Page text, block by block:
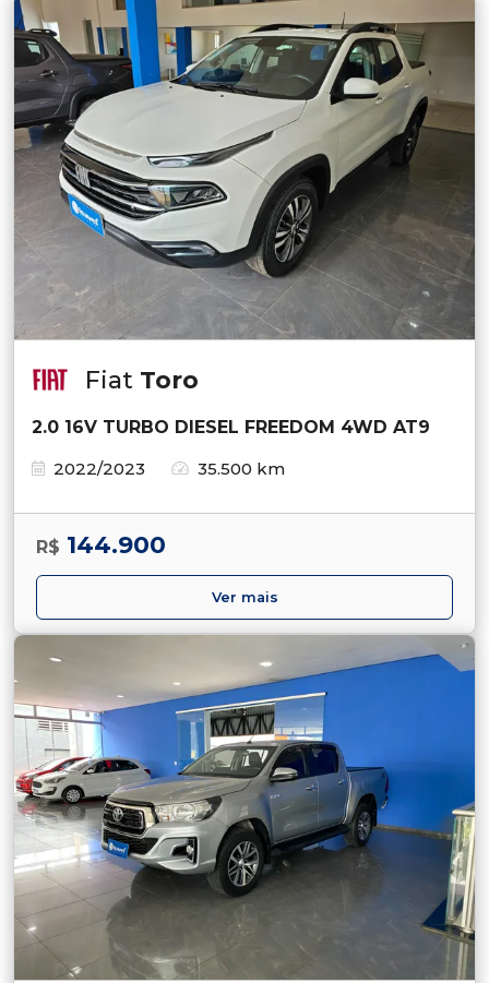
Fiat Toro
2.0 16V TURBO DIESEL FREEDOM 4WD AT9
2022/2023
35.500 km
R$ 144.900
Ver mais